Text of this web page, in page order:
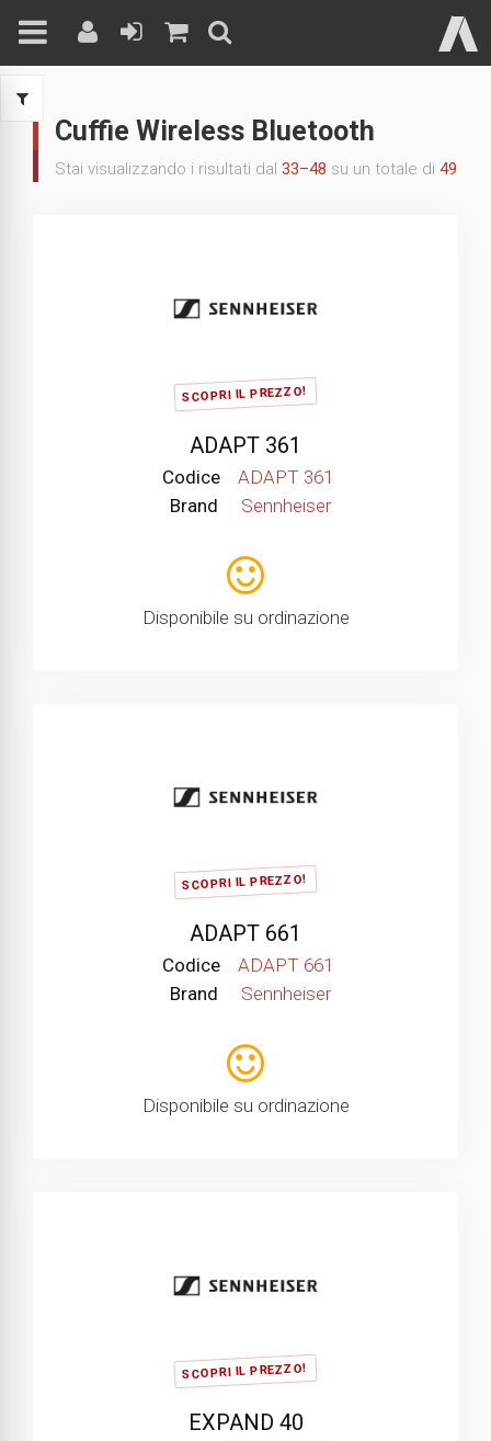
content
Cuffie Wireless Bluetooth
Stai visualizzando i risultati dal 33–48 su un totale di 49
SCOPRI IL PREZZO!
ADAPT 361
Codice
ADAPT 361
Brand
Sennheiser
Disponibile su ordinazione
SCOPRI IL PREZZO!
ADAPT 661
Codice
ADAPT 661
Brand
Sennheiser
Disponibile su ordinazione
SCOPRI IL PREZZO!
EXPAND 40